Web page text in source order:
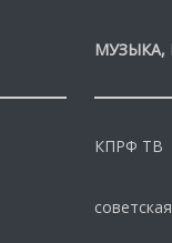
МУЗЫКА,
КПРФ ТВ